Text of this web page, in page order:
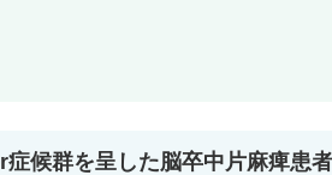
候群を呈した脳卒中片麻痺患